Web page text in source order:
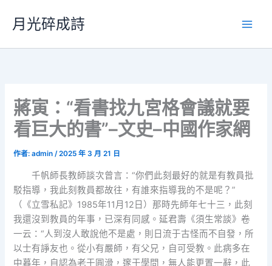
要
月光碎成詩
蔣寅：“看書找九宮格會議就要
看巨大的書”–文史–中國作家網
作者:admin/2025 年 3 月 21 日
千帆師長教師談次曾言：“你們此刻最好的就是有教員批
駁指導，我此刻教員都故往，有誰來指導我的不是呢？”
（《立雪私記》1985年11月12日）那時先師年七十三，此刻
我還沒到教員的年事，已深有同感。延君壽《須生常談》卷
一云：“人到沒人敢說他不是處，則日流于古怪而不自發，所
以士有諍友也。從小有嚴師，有父兄，自可受教。此病多在
中暮年，自認為老于圓滑，邃于學問，無人能更置一辭，此